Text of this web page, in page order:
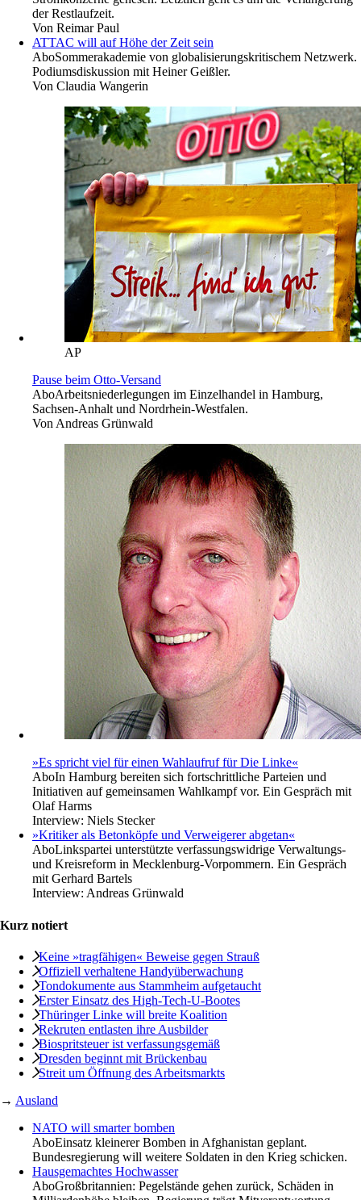
der Restlaufzeit.
Von Reimar Paul
ATTAC will auf Höhe der Zeit sein
AboSommerakademie von globalisierungskritischem Netzwerk.
Podiumsdiskussion mit Heiner Geißler.
Von Claudia Wangerin
AP
Pause beim Otto-Versand
AboArbeitsniederlegungen im Einzelhandel in Hamburg,
Sachsen-Anhalt und Nordrhein-Westfalen.
VonAndreas Grünwald
»Es spricht viel für einen Wahlaufruf für Die Linke«
AboIn Hamburg bereiten sich fortschrittliche Parteien und
Initiativen auf gemeinsamen Wahlkampf vor. Ein Gespräch mit
Olaf Harms
Interview: Niels Stecker
»Kritiker als Betonköpfe und Verweigerer abgetan«
AboLinkspartei unterstützte verfassungswidrige Verwaltungs-
und Kreisreform in Mecklenburg-Vorpommern. Ein Gespräch
mit Gerhard Bartels
Interview: Andreas Grünwald
Kurz notiert
Keine »tragfähigen« Beweise gegen Strauß
Offiziell verhaltene Handyüberwachung
Tondokumente aus Stammheim aufgetaucht
Erster Einsatz des High-Tech-U-Bootes
Thüringer Linke will breite Koalition
Rekruten entlasten ihre Ausbilder
Biospritsteuer ist verfassungsgemäß
Dresden beginnt mit Brückenbau
Streit um Öffnung des Arbeitsmarkts
→ Ausland
NATO will smarter bomben
AboEinsatz kleinerer Bomben in Afghanistan geplant.
Bundesregierung will weitere Soldaten in den Krieg schicken.
Hausgemachtes Hochwasser
AboGroßbritannien: Pegelstände gehen zurück, Schäden in